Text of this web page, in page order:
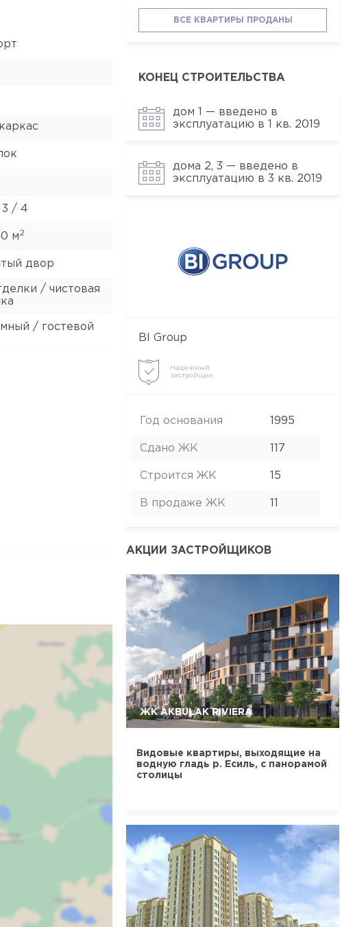
3 / 4
м2
двор
/ чистовая
/ гостевой
ВСЕ КВАРТИРЫ ПРОДАНЫ
КОНЕЦ СТРОИТЕЛЬСТВА
дом 1 — введено в
эксплуатацию в 1 кв. 2019
дома 2, 3 — введено в
эксплуатацию в 3 кв. 2019
BI Group
Надежный
застройщик
Год основания 1995
Сдано ЖК 117
Строится ЖК 15
В продаже ЖК
АКЦИИ ЗАСТРОЙЩИКОВ
ЖК AKBULAK RIVIERA
Видовые квартиры, выходящие на
водную гладь р. Есиль, с панорамой
столицы